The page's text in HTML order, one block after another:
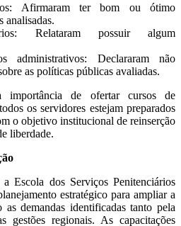
Afirmaram ter bom ou ótimo
analisadas.
Relataram possuir algum
administrativos: Declararam não
as políticas públicas avaliadas.
importância de ofertar cursos de
os servidores estejam preparados
o objetivo institucional de reinserção
liberdade.
Escola dos Serviços Penitenciários
estratégico para ampliar a
demandas identificadas tanto pela
gestões regionais. As capacitações